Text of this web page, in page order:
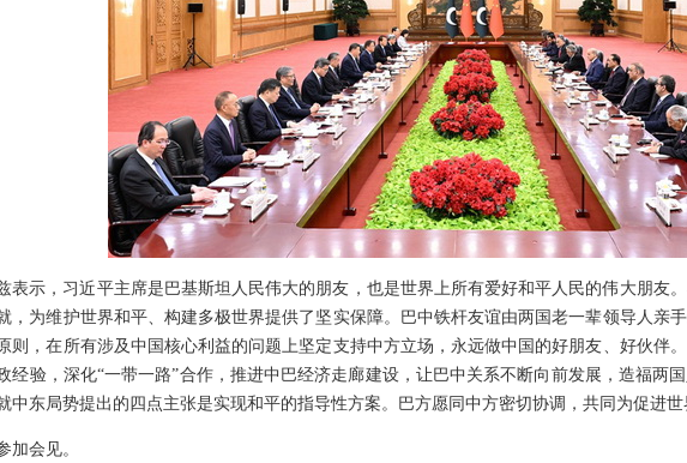
表示，习近平主席是巴基斯坦人民伟大的朋友，也是世界上所有爱好和平人民的伟大朋友
，为维护世界和平、构建多极世界提供了坚实保障。巴中铁杆友谊由两国老一辈领导人亲
则，在所有涉及中国核心利益的问题上坚定支持中方立场，永远做中国的好朋友、好伙伴
经验，深化“一带一路”合作，推进中巴经济走廊建设，让巴中关系不断向前发展，造福两
中东局势提出的四点主张是实现和平的指导性方案。巴方愿同中方密切协调，共同为促进世
加会见。